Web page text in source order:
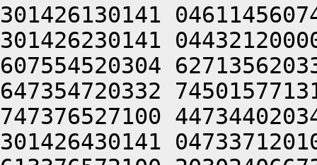
301426130141
301426230141
607554520304
647354720332
747376527100
301426430141